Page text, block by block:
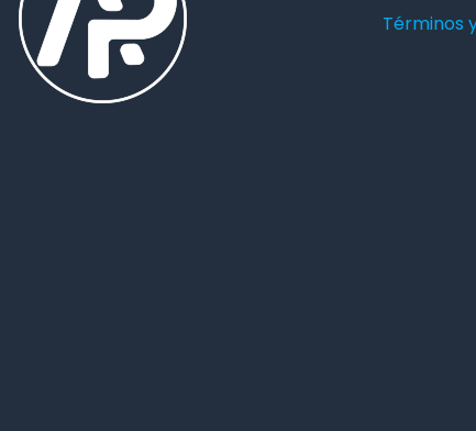
Términos